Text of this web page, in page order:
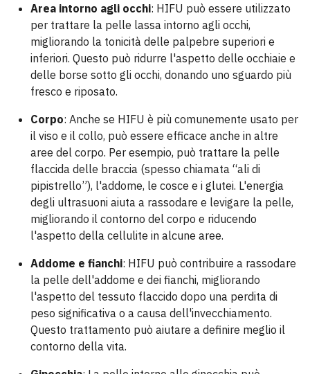
Area intorno agli occhi: HIFU può essere utilizzato
per trattare la pelle lassa intorno agli occhi,
migliorando la tonicità delle palpebre superiori e
inferiori. Questo può ridurre l'aspetto delle occhiaie e
delle borse sotto gli occhi, donando uno sguardo più
fresco e riposato.
Corpo: Anche se HIFU è più comunemente usato per
il viso e il collo, può essere efficace anche in altre
aree del corpo. Per esempio, può trattare la pelle
flaccida delle braccia (spesso chiamata “ali di
pipistrello”), l'addome, le cosce e i glutei. L'energia
degli ultrasuoni aiuta a rassodare e levigare la pelle,
migliorando il contorno del corpo e riducendo
l'aspetto della cellulite in alcune aree.
Addome e fianchi: HIFU può contribuire a rassodare
la pelle dell'addome e dei fianchi, migliorando
l'aspetto del tessuto flaccido dopo una perdita di
peso significativa o a causa dell'invecchiamento.
Questo trattamento può aiutare a definire meglio il
contorno della vita.